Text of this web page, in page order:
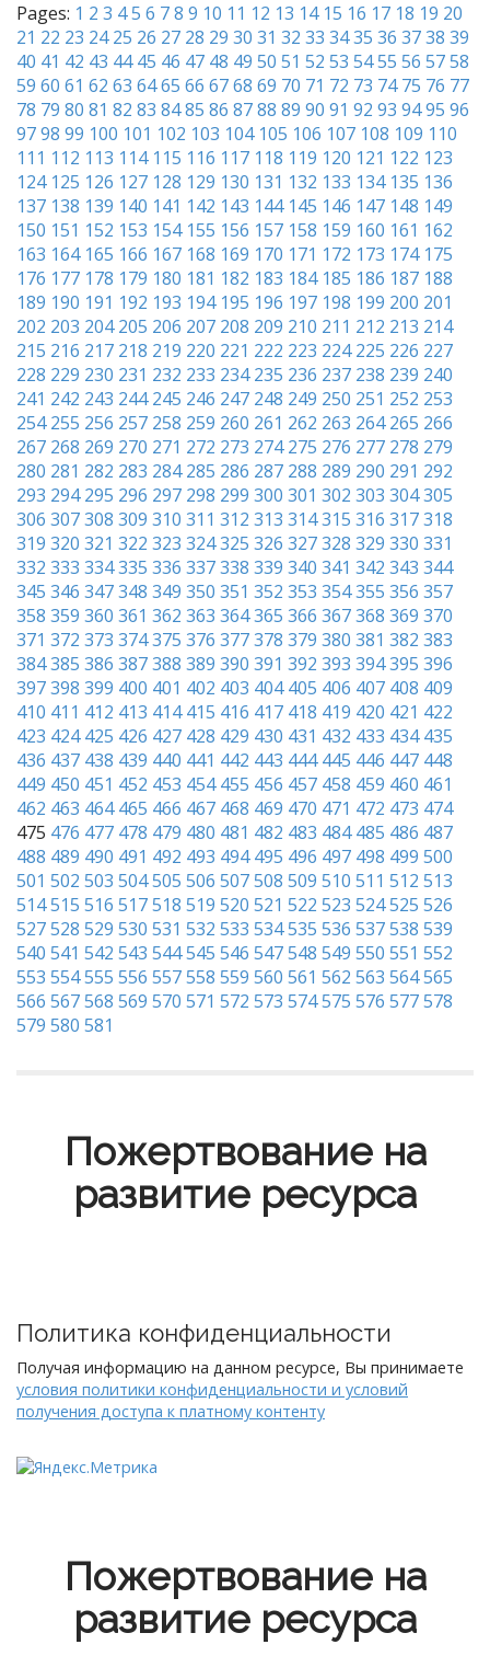
Pages: 1 2 3 45 6 78 9 10 11 12 13 14 15 16 17 18 19 20
21 22 23 24 25 26 27 28 29 30 31 32 33 3435 36 3738 39
40 41 42 43 44 45 46 47 48 49 50 51 52 53 5455 56 5758
59 60 61 62 63 6465 66 6768 69 70 71 72 73 74 75 76 77
78 79 80 81 82 83 8485 86 8788 89 90 91 92 93 9495 96
9798 99 100 101 102 103 104 105 106 107 108 109 110
111 112 113 114 115 116 117 118 119 120 121 122 123
124 125 126 127 128 129 130 131 132 133 134 135 136
137 138 139 140 141 142 143 144 145 146 147 148 149
150 151 152 153 154 155 156 157 158 159 160 161 162
163 164 165 166 167 168 169 170 171 172 173 174 175
176 177 178 179 180 181 182 183 184 185 186 187 188
189 190 191 192 193 194 195 196 197 198 199 200 201
202 203 204 205 206 207 208 209 210 211 212 213 214
215 216 217 218 219 220 221 222 223 224 225 226 227
228 229 230 231 232 233 234 235 236 237 238 239 240
241 242 243 244 245 246 247 248 249 250 251 252 253
254 255 256 257 258 259 260 261 262 263 264 265 266
267 268 269 270 271 272 273 274 275 276 277 278 279
280 281 282 283 284 285 286 287 288 289 290 291 292
293 294 295 296 297 298 299 300 301 302 303 304305
306 307308 309 310 311 312 313 314315 316 317318
319 320 321 322 323 324325 326 327328 329 330 331
332 333 334335 336 337338 339 340 341 342 343 344
345 346 347348 349 350 351 352 353 354355 356 357
358 359 360 361 362 363 364365 366 367368 369 370
371 372 373 374375 376 377378 379 380 381 382 383
384385 386 387388 389 390 391 392 393 394395 396
397398 399 400 401 402 403 404 405 406 407 408 409
410 411 412 413 414 415 416 417 418 419 420 421 422
423 424 425 426 427 428 429 430 431 432 433 434 435
436 437 438 439 440 441 442 443 444 445 446 447 448
449 450 451 452 453 454 455 456 457 458 459 460 461
462 463 464 465 466 467 468 469 470 471 472 473 474
475 476 477 478 479 480 481 482 483 484 485 486 487
488 489 490 491 492 493 494 495 496 497 498 499 500
501 502 503 504505 506 507508 509 510 511 512 513
514515 516 517518 519 520 521 522 523 524525 526
527528 529 530 531 532 533 534535 536 537538 539
540 541 542 543 544545 546 547548 549 550 551 552
553 554555 556 557558 559 560 561 562 563 564565
566 567568 569 570 571 572 573 574575 576 577578
579 580 581
Пожертвование на
развитие ресурса
Политика конфиденциальности
Получая информацию на данном ресурсе, Вы принимаете
условия политики конфиденциальности и условий
получения доступа к платному контенту
Пожертвование на
развитие ресурса